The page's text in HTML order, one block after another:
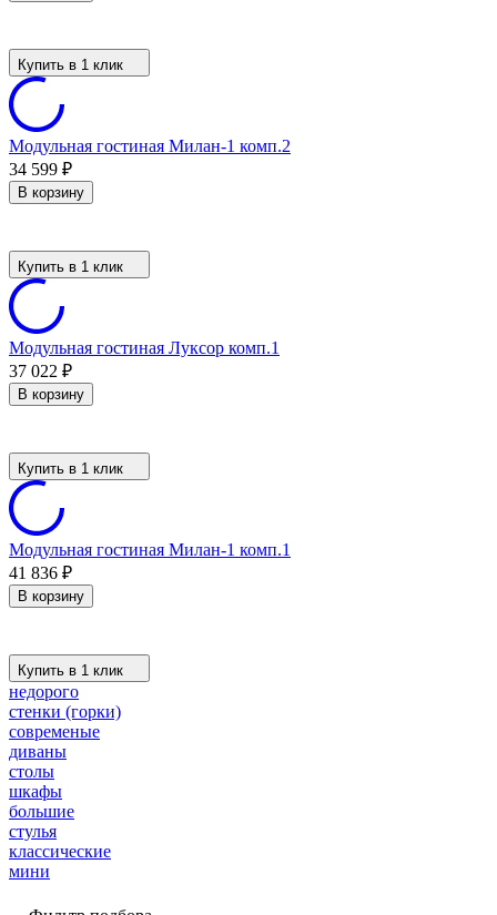
Купить в 1 клик
Модульная гостиная Милан-1 комп.2
34 599 ₽
В корзину
Купить в 1 клик
Модульная гостиная Луксор комп.1
37 022 ₽
В корзину
Купить в 1 клик
Модульная гостиная Милан-1 комп.1
41 836 ₽
В корзину
Купить в 1 клик
недорого
стенки (горки)
современые
диваны
столы
шкафы
большие
стулья
классические
мини